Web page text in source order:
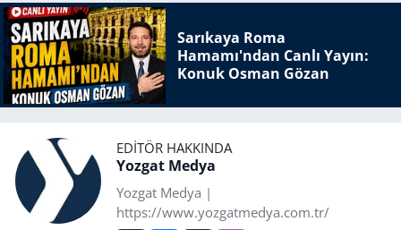
Sarıkaya Roma
Hamamı'ndan Canlı Yayın:
Konuk Osman Gözan
EDITÖR HAKKINDA
Yozgat Medya
Yozgat Medya |
https://www.yozgatmedya.com.tr/